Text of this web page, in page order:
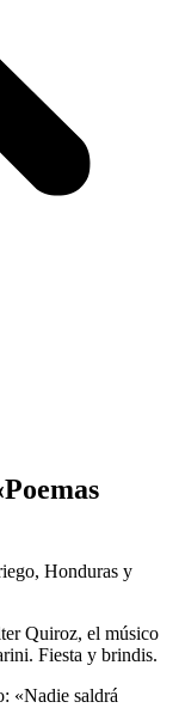
Honduras y
Quiroz, el músico
Fiesta y brindis.
«Nadie saldrá